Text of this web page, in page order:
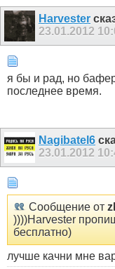
Harvester
23.01.2012
я бы и рад, но
последнее время.
Nagibatel6
23.01.2012
Сообщение от
))))Harvester
бесплатно)
лучше качни мне